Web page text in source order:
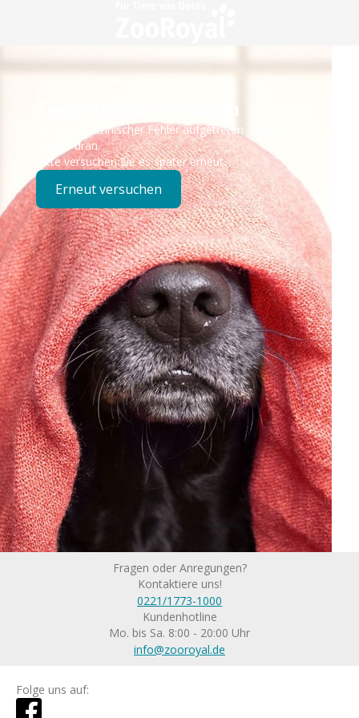
Technisches Problem
Es ist ein technischer Fehler aufgetreten – wir sind
bereits dran.
Bitte versuchen Sie es später erneut.
Erneut versuchen
Fragen oder Anregungen?
Kontaktiere uns!
0221/1773-1000
Kundenhotline
Mo. bis Sa. 8:00 - 20:00 Uhr
info@zooroyal.de
Folge uns auf: